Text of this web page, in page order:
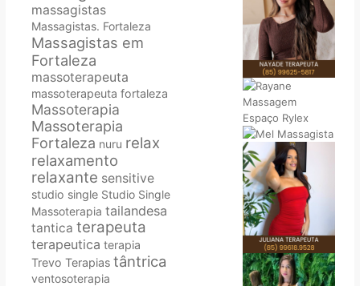
massagistas
Massagistas. Fortaleza
Massagistas em
Fortaleza
massoterapeuta
massoterapeuta fortaleza
Massoterapia
Massoterapia
Fortaleza nuru relax
relaxamento
relaxante sensitive
studio single Studio Single
Massoterapia tailandesa
tantica terapeuta
terapeutica terapia
Trevo Terapias tântrica
ventosoterapia